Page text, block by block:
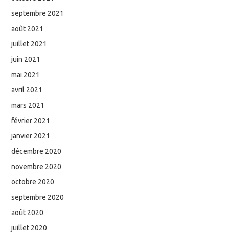
septembre 2021
août 2021
juillet 2021
juin 2021
mai 2021
avril 2021
mars 2021
février 2021
janvier 2021
décembre 2020
novembre 2020
octobre 2020
septembre 2020
août 2020
juillet 2020